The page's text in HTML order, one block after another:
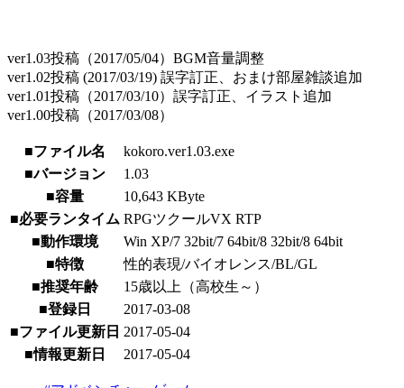
ver1.03投稿（2017/05/04）BGM音量調整
ver1.02投稿 (2017/03/19) 誤字訂正、おまけ部屋雑談追加
ver1.01投稿（2017/03/10）誤字訂正、イラスト追加
ver1.00投稿（2017/03/08）
■ファイル名
kokoro.ver1.03.exe
■バージョン
1.03
■容量
10,643 KByte
■必要ランタイム RPGツクールVX RTP
■動作環境
Win XP/7 32bit/7 64bit/8 32bit/8 64bit
■特徴
性的表現/バイオレンス/BL/GL
■推奨年齢
15歳以上（高校生～）
■登録日
2017-03-08
■ファイル更新日 2017-05-04
■情報更新日
2017-05-04